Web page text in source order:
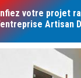
votre projet
Artisan